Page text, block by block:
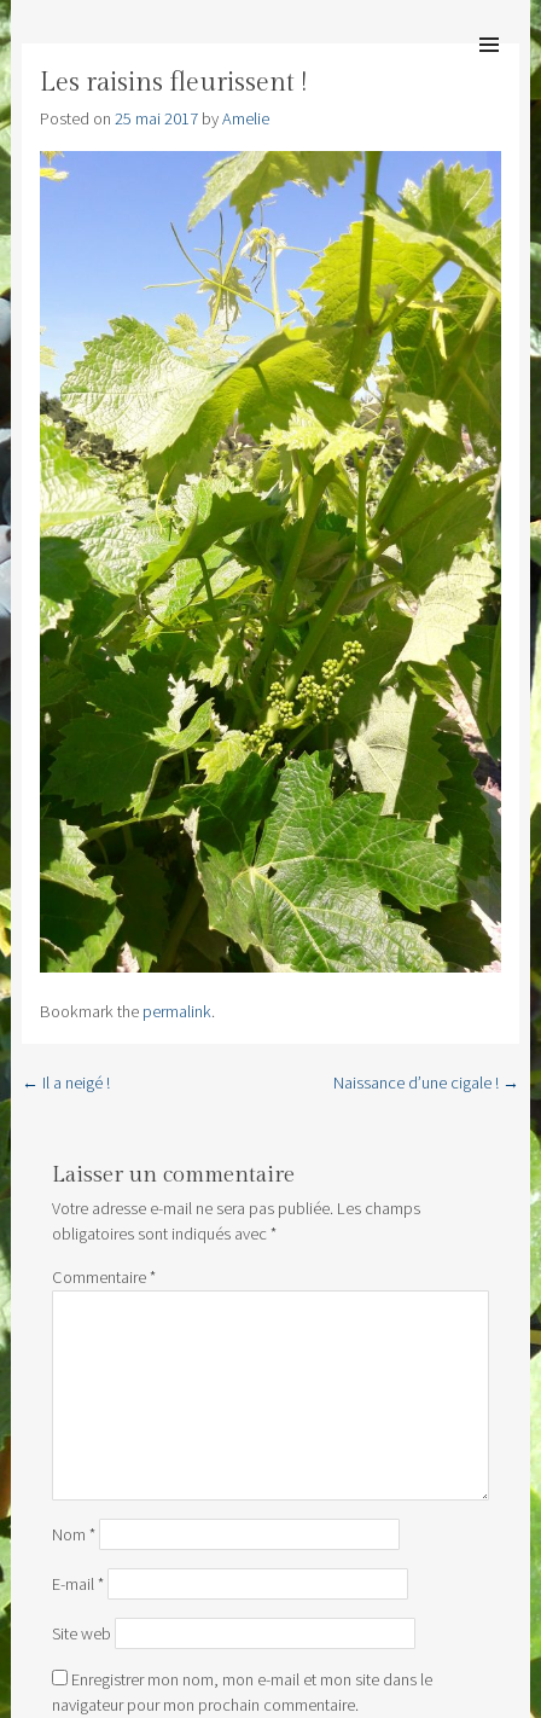
CONTENT
Les raisins fleurissent !
Posted on 25 mai 2017byAmelie
Bookmark the permalink.
Post navigation
← Il a neigé ! Naissance d’une cigale ! →
Laisser un commentaire
Votre adresse e-mail ne sera pas publiée. Les champs
obligatoires sont indiqués avec*
Commentaire*
Nom *
E-mail*
Site web
Enregistrer mon nom, mon e-mail et mon site dans le
navigateur pour mon prochain commentaire.